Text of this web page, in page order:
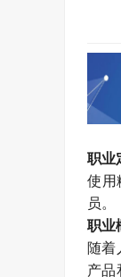
职业
使用
员。
职业
随着
产品